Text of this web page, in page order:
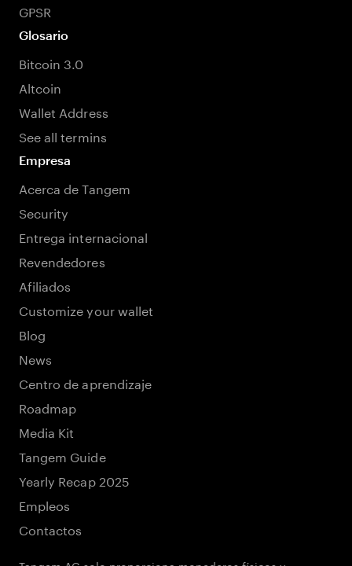
GPSR
Glosario
Bitcoin 3.0
Altcoin
Wallet Address
See all termins
Empresa
Acerca de Tangem
Security
Entrega internacional
Revendedores
Afiliados
Customize your wallet
Blog
News
Centro de aprendizaje
Roadmap
Media Kit
Tangem Guide
Yearly Recap 2025
Empleos
Contactos